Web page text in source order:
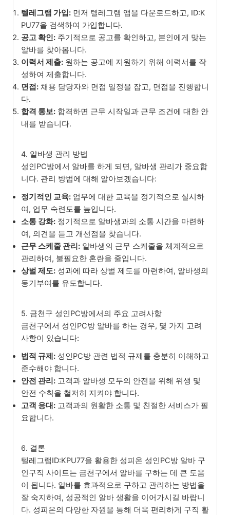
텔레그램 가입: 먼저 텔레그램 앱을 다운로드하고, ID:K
PU77을 검색하여 가입합니다.
공고 확인: 주기적으로 공고를 확인하고, 본인에게 맞는
알바를 찾아봅니다.
이력서 제출: 원하는 공고에 지원하기 위해 이력서를 작
성하여 제출합니다.
면접: 채용 담당자와 면접 일정을 잡고, 면접을 진행합니
다.
합격 통보: 합격하면 근무 시작일과 근무 조건에 대한 안
내를 받습니다.
4. 알바생 관리 방법
성인PC방에서 알바를 하게 되면, 알바생 관리가 중요합
니다. 관리 방법에 대해 알아보겠습니다:
정기적인 교육: 업무에 대한 교육을 정기적으로 실시하
여, 업무 숙련도를 높입니다.
소통 강화: 정기적으로 알바생과의 소통 시간을 마련하
여, 의견을 듣고 개선점을 찾습니다.
근무 스케줄 관리: 알바생의 근무 스케줄을 체계적으로
관리하여, 불필요한 혼란을 줄입니다.
상벌 제도: 성과에 따라 상벌 제도를 마련하여, 알바생의
동기부여를 유도합니다.
5. 금천구 성인PC방에서의 주요 고려사항
금천구에서 성인PC방 알바를 하는 경우, 몇 가지 고려
사항이 있습니다:
법적 규제: 성인PC방 관련 법적 규제를 충분히 이해하고
준수해야 합니다.
안전 관리: 고객과 알바생 모두의 안전을 위해 위생 및
안전 수칙을 철저히 지켜야 합니다.
고객 응대: 고객과의 원활한 소통 및 친절한 서비스가 필
요합니다.
6. 결론
텔레그램ID:KPU77을 활용한 성피온 성인PC방 알바 구
인구직 사이트는 금천구에서 알바를 구하는 데 큰 도움
이 됩니다. 알바를 효과적으로 구하고 관리하는 방법을
잘 숙지하여, 성공적인 알바 생활을 이어가시길 바랍니
다. 성피온의 다양한 자원을 통해 더욱 편리하게 구직 활